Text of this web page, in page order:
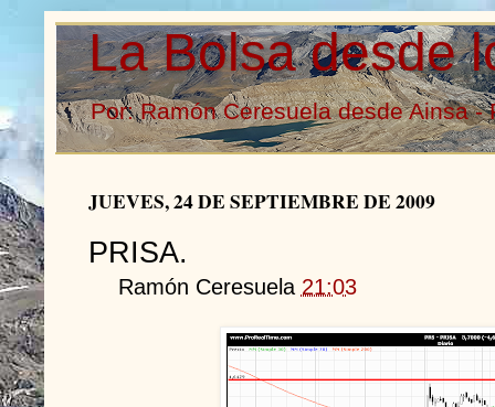
La Bolsa desde
Por: Ramón Ceresuela desde Ainsa -
JUEVES, 24 DE SEPTIEMBRE DE 2009
PRISA.
Ramón Ceresuela 21:03